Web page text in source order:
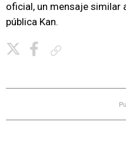
oficial, un mensaje similar
pública Kan.